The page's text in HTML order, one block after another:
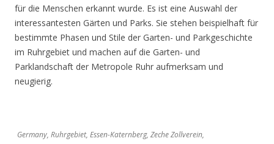
für die Menschen erkannt wurde. Es ist eine Auswahl der
interessantesten Gärten und Parks. Sie stehen beispielhaft für
bestimmte Phasen und Stile der Garten- und Parkgeschichte
im Ruhrgebiet und machen auf die Garten- und
Parklandschaft der Metropole Ruhr aufmerksam und
neugierig.
Germany, Ruhrgebiet, Essen-Katernberg, Zeche Zollverein,